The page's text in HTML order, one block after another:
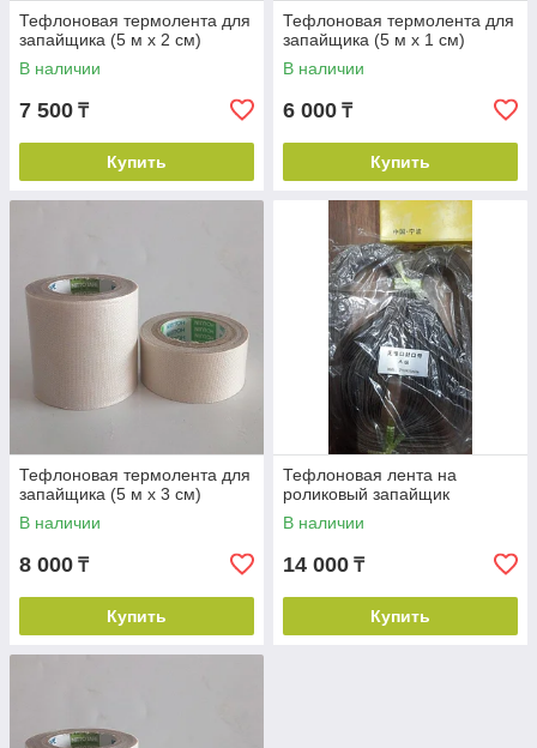
Тефлоновая термолента для
запайщика (5 м х 2 см)
В наличии
7 500 ₸
Купить
Тефлоновая термолента для
запайщика (5 м х 1 см)
В наличии
6 000 ₸
Купить
Тефлоновая термолента для
запайщика (5 м х 3 см)
В наличии
8 000 ₸
Купить
Тефлоновая лента на
роликовый запайщик
В наличии
14 000 ₸
Купить